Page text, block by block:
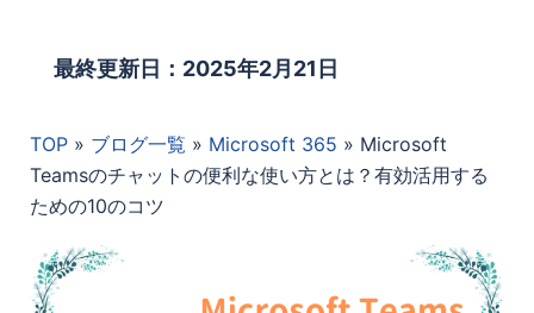
最終更新日：2025年2月21日
TOP » ブログ一覧 » Microsoft 365 » Microsoft
Teamsのチャットの便利な使い方とは？有効活用する
ための10のコツ